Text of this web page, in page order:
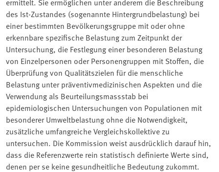
des Ist-Zustandes (sogenannte Hintergrundbelastung) bei
einer bestimmten Bevölkerungsgruppe mit oder ohne
erkennbare spezifische Belastung zum Zeitpunkt der
Untersuchung, die Festlegung einer besonderen Belastung
von Einzelpersonen oder Personengruppen mit Stoffen, die
Überprüfung von Qualitätszielen für die menschliche
Belastung unter präventivmedizinischen Aspekten und die
Verwendung als Beurteilungsmassstab bei
epidemiologischen Untersuchungen von Populationen mit
besonderer Umweltbelastung ohne die Notwendigkeit,
zusätzliche umfangreiche Vergleichskollektive zu
untersuchen. Die Kommission weist ausdrücklich darauf hin,
dass die Referenzwerte rein statistisch definierte Werte sind,
denen per se keine gesundheitliche Bedeutung zukommt.